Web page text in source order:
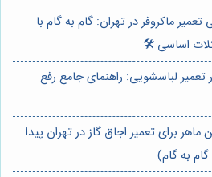
تعمیر ماکروفر در تهران: گام به گام با
اساسی 🛠️
لباسشویی: راهنمای جامع رفع
برای تعمیر اجاق گاز در تهران پیدا
به گام)